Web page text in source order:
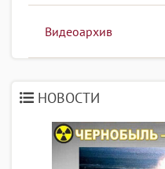
Видеоархив
НОВОСТИ